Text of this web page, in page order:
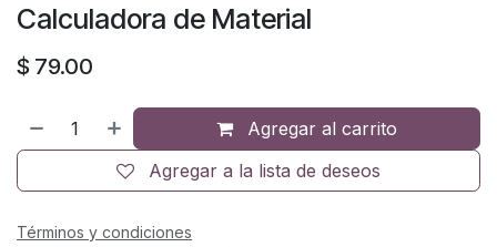
Calculadora de Material
$ 79.00
Agregar al carrito
Agregar a la lista de deseos
Términos y condiciones